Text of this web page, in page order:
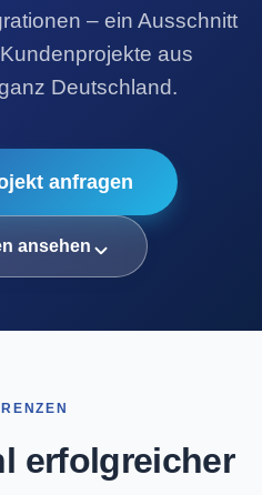
– ein Ausschnitt
aus
Deutschland.
anfragen
ansehen
erfolgreicher